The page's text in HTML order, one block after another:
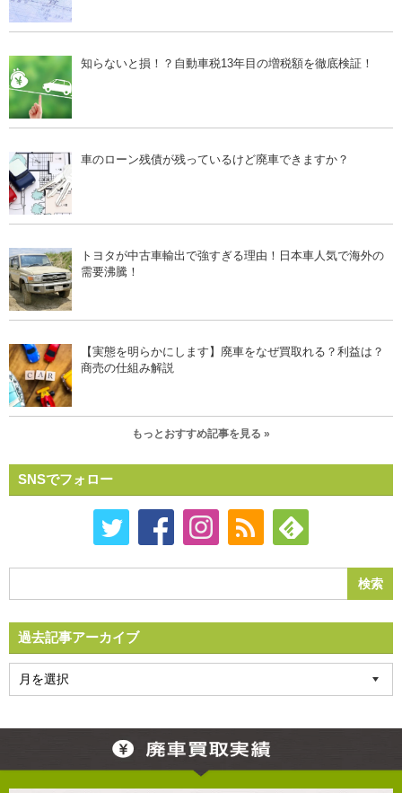
知らないと損！？自動車税13年目の増税額を徹底検証！
車のローン残債が残っているけど廃車できますか？
トヨタが中古車輸出で強すぎる理由！日本車人気で海外の
需要沸騰！
【実態を明らかにします】廃車をなぜ買取れる？利益は？
商売の仕組み解説
もっとおすすめ記事を見る »
SNSでフォロー
過去記事アーカイブ